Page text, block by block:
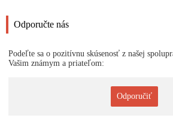
Odporučte nás
Podeľte sa o pozitívnu skúsenosť z našej
Vašim známym a priateľom:
Odporučiť